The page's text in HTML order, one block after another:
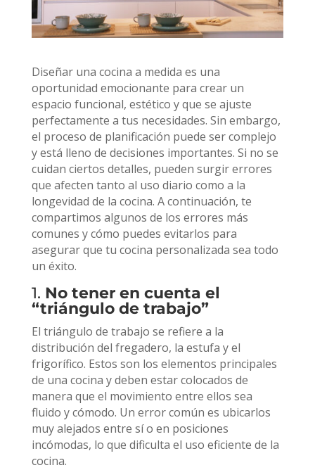
Diseñar una cocina a medida es una
oportunidad emocionante para crear un
espacio funcional, estético y que se ajuste
perfectamente a tus necesidades. Sin embargo,
el proceso de planificación puede ser complejo
y está lleno de decisiones importantes. Si no se
cuidan ciertos detalles, pueden surgir errores
que afecten tanto al uso diario como a la
longevidad de la cocina. A continuación, te
compartimos algunos de los errores más
comunes y cómo puedes evitarlos para
asegurar que tu cocina personalizada sea todo
un éxito.
1. No tener en cuenta el
“triángulo de trabajo”
El triángulo de trabajo se refiere a la
distribución del fregadero, la estufa y el
frigorífico. Estos son los elementos principales
de una cocina y deben estar colocados de
manera que el movimiento entre ellos sea
fluido y cómodo. Un error común es ubicarlos
muy alejados entre sí o en posiciones
incómodas, lo que dificulta el uso eficiente de la
cocina.